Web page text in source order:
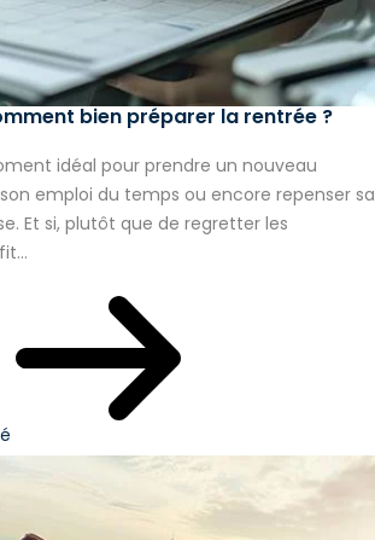
bien préparer la rentrée ?
idéal pour prendre un nouveau
emploi du temps ou encore repenser sa
Et si, plutôt que de regretter les